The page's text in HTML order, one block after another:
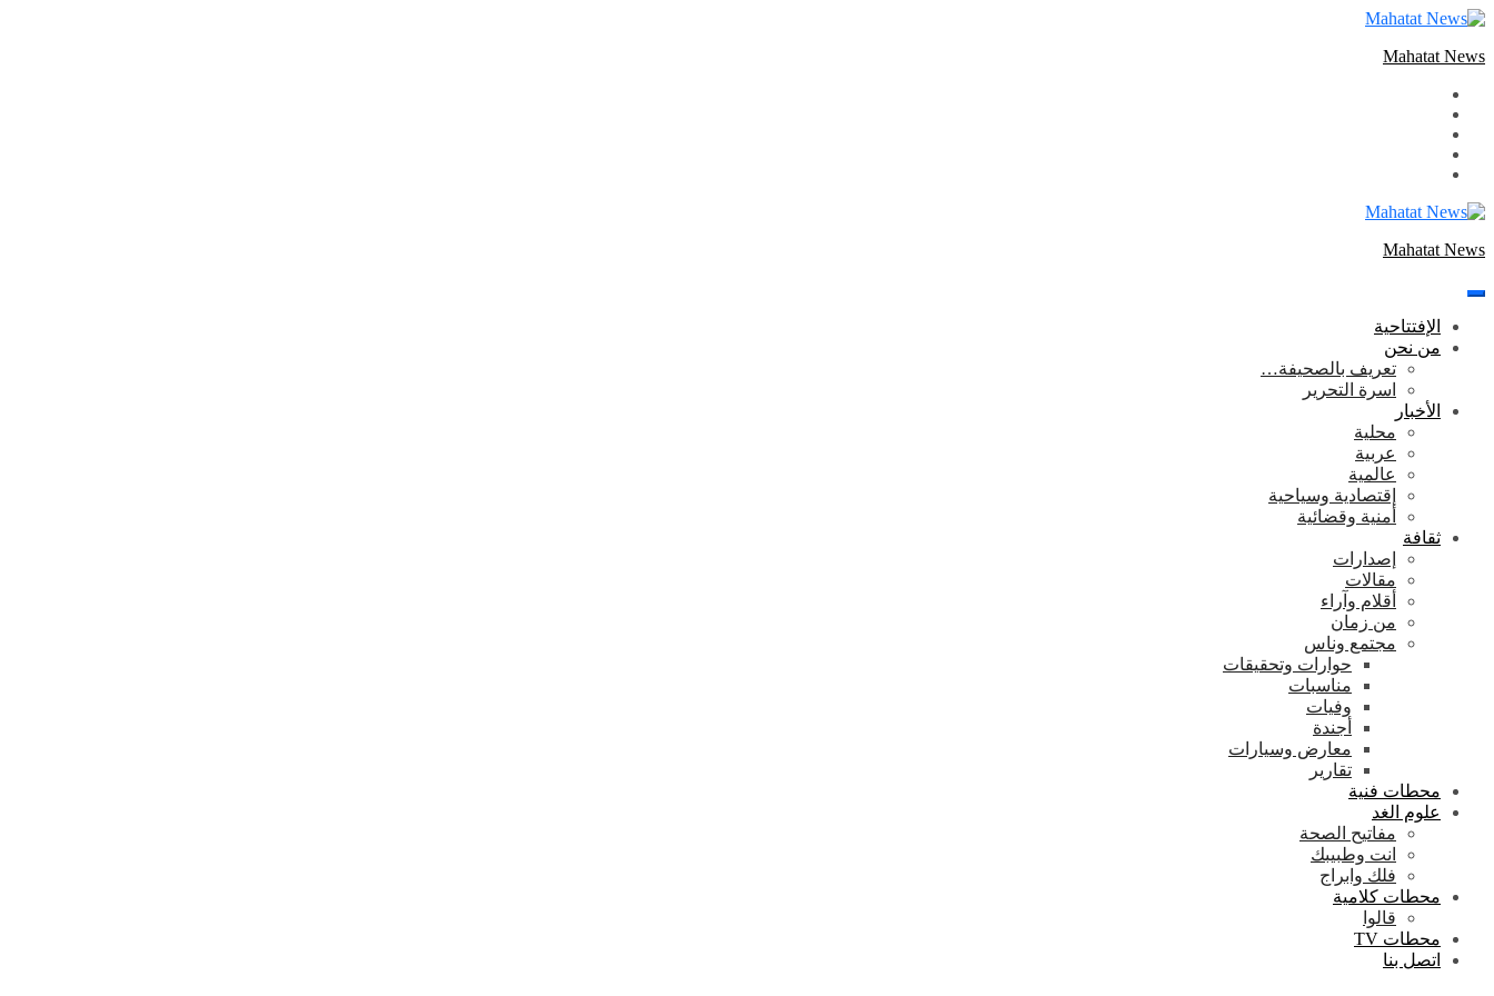
التجاوز
المحتوى
Mahatat News
Mahatat News
الإفتتاحية
من نحن
تعريف بالصحيفة…
اسرة التحرير
الأخبار
محلية
عربية
عالمية
إقتصادية وسياحية
أمنية وقضائية
ثقافة
إصدارات
مقالات
أقلام وآراء
من زمان
مجتمع وناس
حوارات وتحقيقات
مناسبات
وفيات
أجندة
معارض وسيارات
تقارير
محطات فنية
علوم الغد
مفاتيح الصحة
انت وطبيبك
فلك وابراج
محطات كلامية
قالوا
محطات TV
اتصل بنا